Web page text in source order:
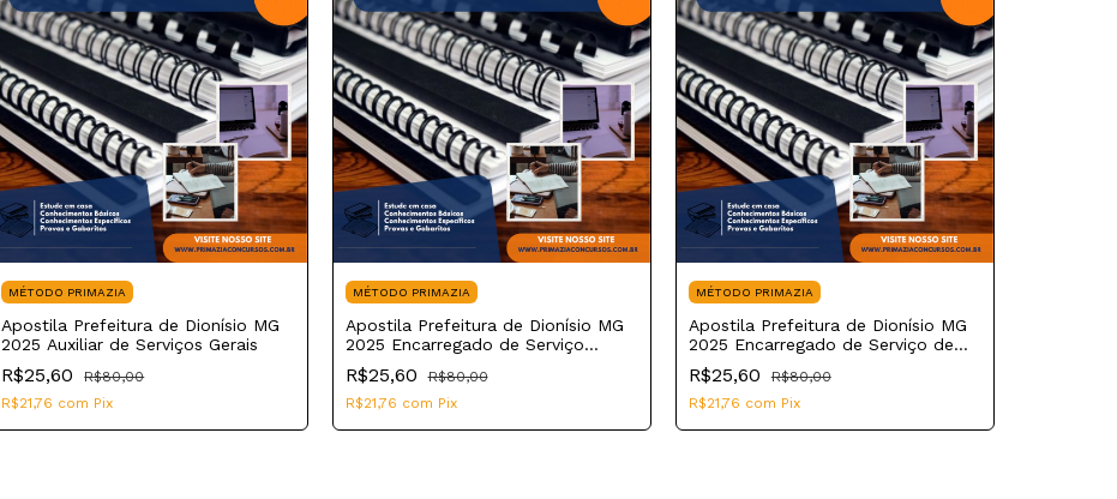
MÉTODO PRIMAZIA
Apostila Prefeitura de Dionísio MG
2025 Auxiliar de Serviços Gerais
R$25,60
R$80,00
R$21,76 com Pix
MÉTODO PRIMAZIA
Apostila Prefeitura de Dionísio MG
2025 Encarregado de Serviço
Administrativo
R$25,60
R$80,00
R$21,76 com Pix
MÉTODO PRIMAZIA
Apostila Prefeitura de Dionísio MG
2025 Encarregado de Serviço de
Água
R$25,60
R$80,00
R$21,76 com Pix